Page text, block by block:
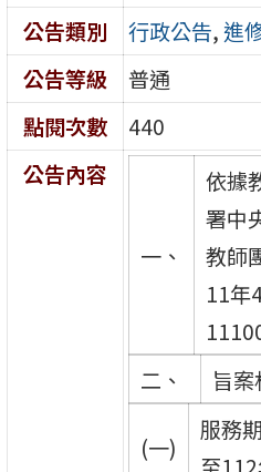
公告類別
行政公告,進
公告等級
普通
點閱次數
440
公告內容
一、
依據
署中
教師
11年
二、
旨案
(一)
服務